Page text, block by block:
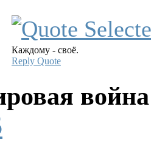
Каждому - своё.
Reply Quote